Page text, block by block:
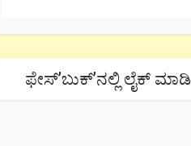
ಫೇಸ್’ಬುಕ್’ನಲ್ಲಿ ಲೈಕ್ ಮಾಡಿ